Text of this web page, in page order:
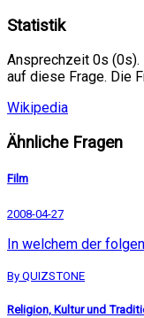
Statistik
Ansprechzeit 0s (0s).
auf diese Frage. Die
Wikipedia
Ähnliche Fragen
Film
2008-04-27
In welchem der
By QUIZSTONE
Religion, Kultur und